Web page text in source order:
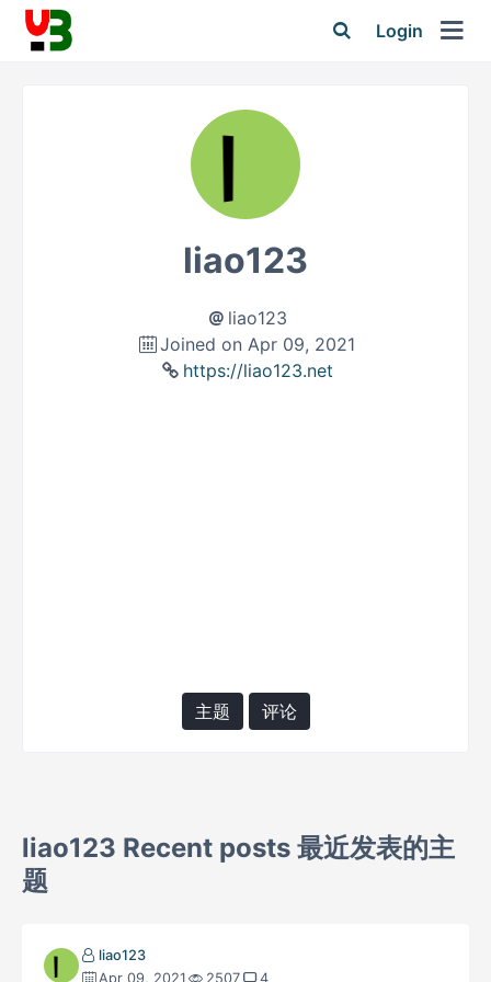
Login
liao123
liao123
Joined on Apr 09, 2021
https://liao123.net
主题 评论
liao123 Recent posts 最近发表的主
题
liao123
Apr 09, 2021
2507 4